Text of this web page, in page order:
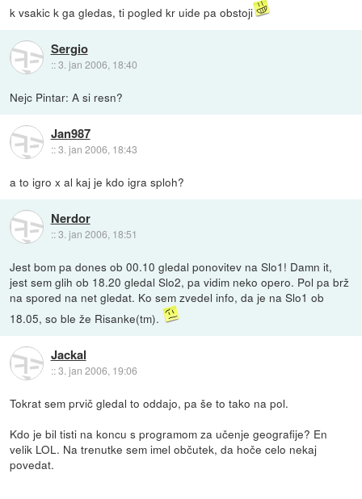
k vsakic k ga gledas, ti pogled kr uide pa obstoji
Sergio
::3. jan 2006, 18:40
Nejc Pintar: A si resn?
Jan987
::3. jan 2006, 18:43
a to igro x al kaj je kdo igra sploh?
Nerdor
::3. jan 2006, 18:51
Jest bom pa dones ob 00.10 gledal ponovitev na Slo1! Damn it,
jest sem glih ob 18.20 gledal Slo2, pa vidim neko opero. Pol pa brž
na spored na net gledat. Ko sem zvedel info, da je na Slo1 ob
18.05, so ble že Risanke(tm).
Jackal
::3. jan 2006, 19:06
Tokrat sem prvič gledal to oddajo, pa še to tako na pol.
Kdo je bil tisti na koncu s programom za učenje geografije? En
velik LOL. Na trenutke sem imel občutek, da hoče celo nekaj
povedat.